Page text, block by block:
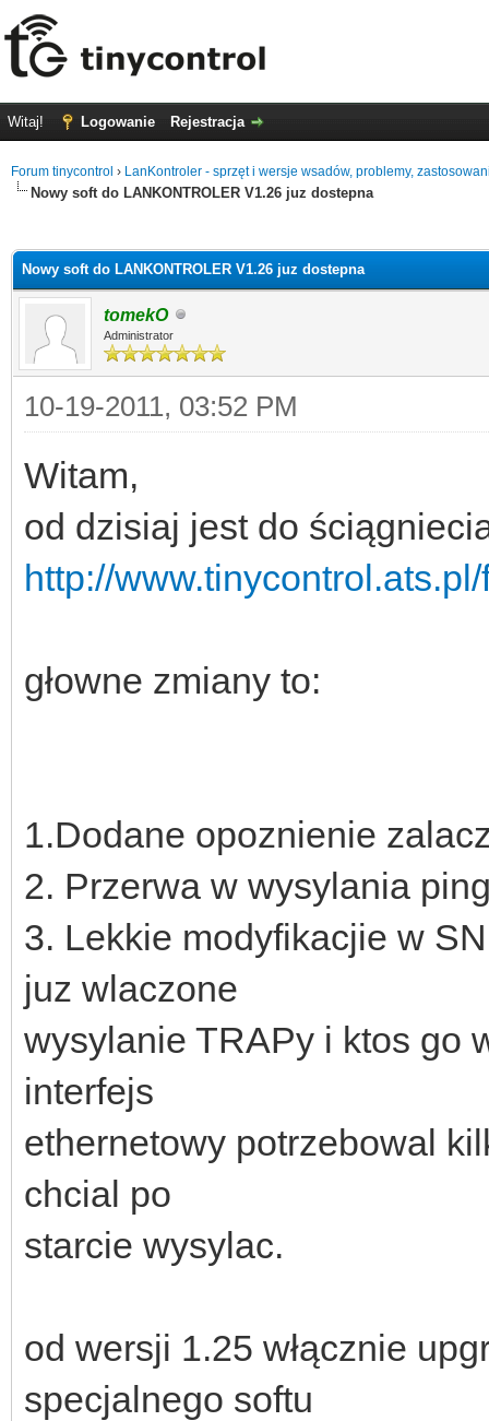
Witaj! Logowanie Rejestracja
Forum tinycontrol › LanKontroler - sprzęt i wersje wsadów, problemy,
Nowy soft do LANKONTROLER V1.26 juz dostepna
Nowy soft do LANKONTROLER V1.26 juz dostepna
tomekO
Administrator
10-19-2011, 03:52 PM
Witam,
od dzisiaj jest do
http://
głowne zmiany to:
1.Dodane opoznienie
2. Przerwa w wysylania
3. Lekkie modyfikacjie w
juz wlaczone
wysylanie TRAPy i ktos go
interfejs
ethernetowy potrzebowal
chcial po
starcie wysylac.
od wersji 1.25 włącznie
specjalnego softu